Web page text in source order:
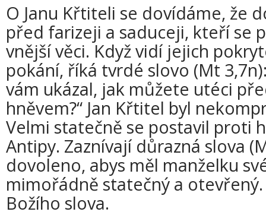
O Janu Křtiteli se dovídáme, že
před farizeji a saduceji, kteří se
vnější věci. Když vidí jejich
pokání, říká tvrdé slovo (Mt
vám ukázal, jak můžete utéci
hněvem?“ Jan Křtitel byl
Velmi statečně se postavil proti
Antipy. Zaznívají důrazná slova
dovoleno, abys měl manželku
mimořádně statečný a
Božího slova.